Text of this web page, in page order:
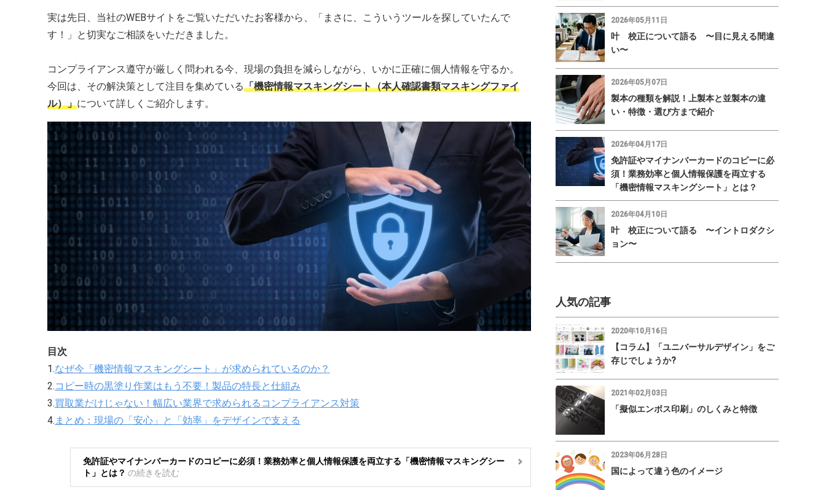
実は先日、当社のWEBサイトをご覧いただいたお客様から、「まさに、こういうツールを探していたんで
す！」と切実なご相談をいただきました。
コンプライアンス遵守が厳しく問われる今、現場の負担を減らしながら、いかに正確に個人情報を守るか。
今回は、その解決策として注目を集めている「機密情報マスキングシート（本人確認書類マスキングファイ
ル）」について詳しくご紹介します。
目次
1.なぜ今「機密情報マスキングシート」が求められているのか？
2.コピー時の黒塗り作業はもう不要！製品の特長と仕組み
3.買取業だけじゃない！幅広い業界で求められるコンプライアンス対策
4. まとめ：現場の「安心」と「効率」をデザインで支える
免許証やマイナンバーカードのコピーに必須！業務効率と個人情報保護を両立する「機密情報マスキングシー
ト」とは？ の続きを読む
2026年05月11日
叶 校正について語る 〜目に見える間違
い〜
2026年05月07日
製本の種類を解説！上製本と並製本の違
い・特徴・選び方まで紹介
2026年04月17日
免許証やマイナンバーカードのコピーに必
須！業務効率と個人情報保護を両立する
「機密情報マスキングシート」とは？
2026年04月10日
叶 校正について語る 〜イントロダクシ
ョン〜
人気の記事
2020年10月16日
【コラム】「ユニバーサルデザイン」をご
存じでしょうか?
2021年02月03日
「擬似エンボス印刷」のしくみと特徴
2023年06月28日
国によって違う色のイメージ